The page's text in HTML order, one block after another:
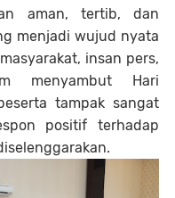
aman, tertib, dan
menjadi wujud nyata
insan pers,
menyambut Hari
tampak sangat
positif terhadap